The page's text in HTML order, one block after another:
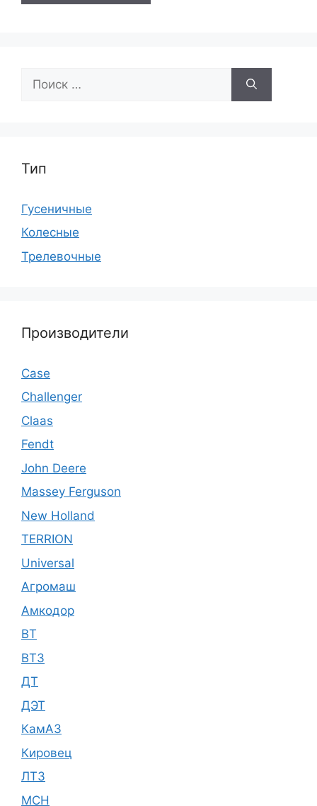
Тип
Гусеничные
Колесные
Трелевочные
Производители
Case
Challenger
Claas
Fendt
John Deere
Massey Ferguson
New Holland
TERRION
Universal
Агромаш
Амкодор
ВТ
ВТЗ
ДТ
ДЭТ
КамАЗ
Кировец
ЛТЗ
МСН